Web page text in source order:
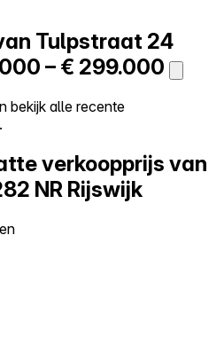
Tulpstraat 24
– € 299.000
bekijk alle recente
verkoopprijs van
NR Rijswijk